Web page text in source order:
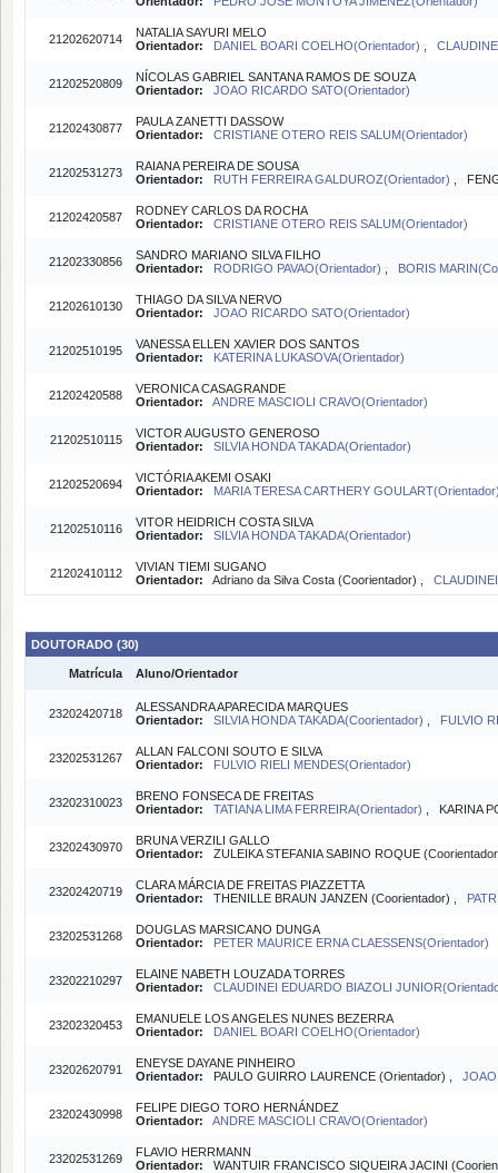
21202620714
NATALIA SAYURI MELO
Orientador:
DANIEL BOARI COELHO(Orientador)
21202520809
NÍCOLAS GABRIEL SANTANA RAMOS DE SOUZA
Orientador:
JOAO RICARDO SATO(Orientador)
21202430877
PAULA ZANETTI DASSOW
Orientador:
CRISTIANE OTERO REIS SALUM(Orientador)
21202531273
RAIANA PEREIRA DE SOUSA
Orientador:
RUTH FERREIRA GALDUROZ(Orientador) ,
21202420587
RODNEY CARLOS DA ROCHA
Orientador:
CRISTIANE OTERO REIS SALUM(Orientador)
21202330856
SANDRO MARIANO SILVA FILHO
Orientador:
RODRIGO PAVAO(Orientador) BORIS
21202610130
THIAGO DA SILVA NERVO
Orientador:
JOAO RICARDO SATO(Orientador)
21202510195
VANESSA ELLEN XAVIER DOS SANTOS
Orientador:
KATERINA LUKASOVA(Orientador)
21202420588
VERONICA CASAGRANDE
Orientador:
ANDRE MASCIOLI CRAVO(Orientador)
21202510115
VICTOR AUGUSTO GENEROSO
Orientador:
SILVIA HONDA TAKADA(Orientador)
21202520694
VICTÓRIA AKEMI OSAKI
Orientador:
MARIA TERESA CARTHERY
21202510116
VITOR HEIDRICH COSTA SILVA
Orientador:
SILVIA HONDA TAKADA(Orientador)
21202410112
VIVIAN TIEMI SUGANO
Orientador: Adriano da Silva Costa (Coorientador) ,
DOUTORADO (30)
Matrícula Aluno/Orientador
23202420718
ALESSANDRA APARECIDA MARQUES
Orientador:
SILVIA HONDA TAKADA(Coorientador) FULVIO
23202531267
ALLAN FALCONI SOUTO E SILVA
Orientador:
FULVIO RIELI MENDES(Orientador)
23202310023
BRENO FONSECA DE FREITAS
Orientador:
TATIANA LIMA FERREIRA(Orientador) , KARINA
23202430970
BRUNA VERZILI GALLO
Orientador: ZULEIKA STEFANIA SABINO ROQUE
23202420719
CLARA MÁRCIA DE FREITAS PIAZZETTA
Orientador: THENILLE BRAUN JANZEN (Coorientador) ,
23202531268
DOUGLAS MARSICANO DUNGA
Orientador:
PETER MAURICE ERNA CLAESSENS(Orientador)
23202210297
ELAINE NABETH LOUZADA TORRES
Orientador:
CLAUDINEI EDUARDO BIAZOLI
23202320453
EMANUELE LOS ANGELES NUNES BEZERRA
Orientador:
DANIEL BOARI COELHO(Orientador)
23202620791
ENEYSE DAYANE PINHEIRO
Orientador: PAULO GUIRRO LAURENCE (Orientador) ,
23202430998
FELIPE DIEGO TORO HERNÁNDEZ
Orientador:
ANDRE MASCIOLI CRAVO(Orientador)
23202531269
FLAVIO HERRMANN
Orientador: WANTUIR FRANCISCO SIQUEIRA JACINI